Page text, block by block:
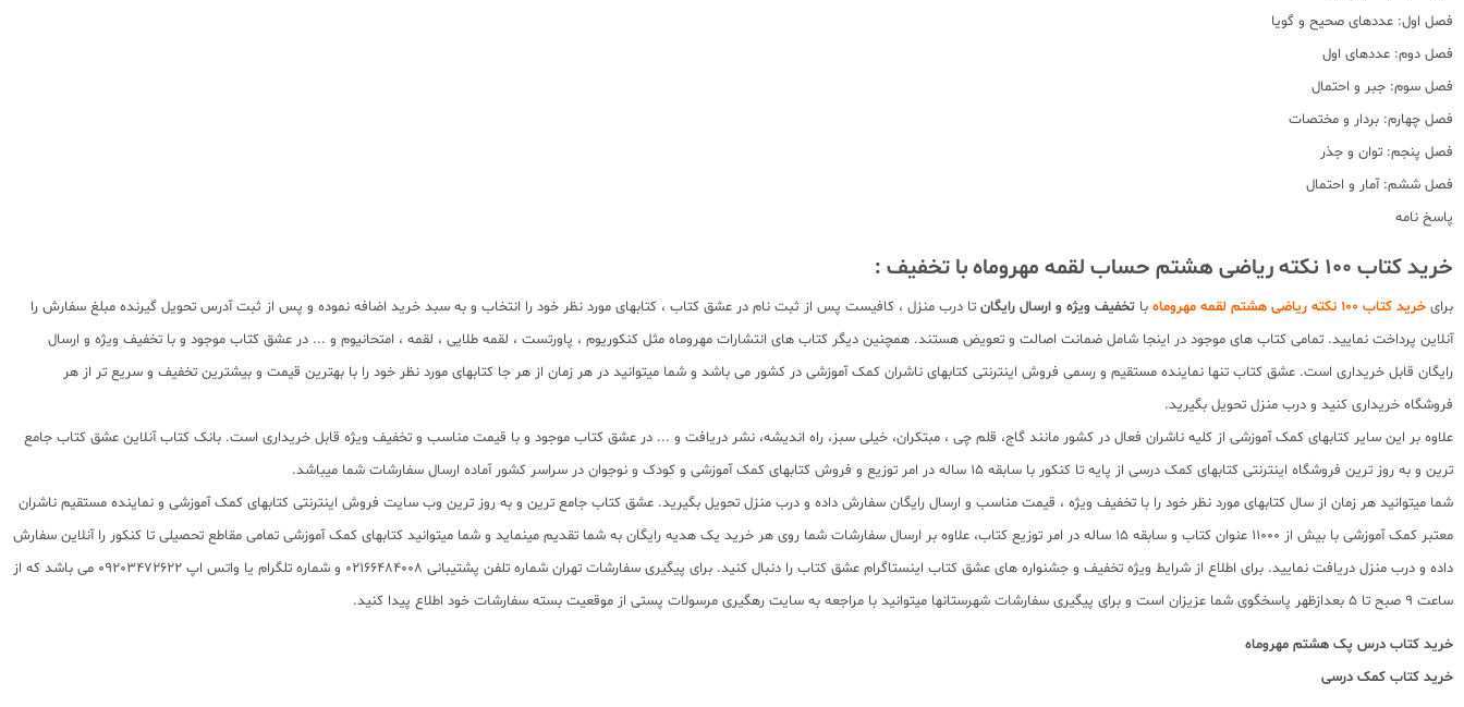
فصل اول: عددهای صحیح و گویا
فصل دوم: عددهای اول
فصل سوم: جبر و احتمال
فصل چهارم: بردار و مختصات
فصل پنجم: توان و جذر
فصل ششم: آمار و احتمال
پاسخ نامه
خرید کتاب 100 نکته ریاضی هشتم حساب لقمه مهروماه با تخفیف :
برای خرید کتاب 100 نکته ریاضی هشتم لقمه مهروماه با تخفیف ویژه و ارسال رایگان تا درب منزل ، کافیست پس از ثبت نام در عشق کتاب ، کتابهای مورد نظر خود را انتخاب و به سبد خرید اضافه نموده و پس از ثبت آدرس تحویل گیرنده مبلغ سفارش را
آنلاین پرداخت نمایید. تمامی کتاب های موجود در اینجا شامل ضمانت اصالت و تعویض هستند. همچنین دیگر کتاب های انتشارات مهروماه مثل کنکوریوم ، پاورتست ، لقمه طلایی ، لقمه ، امتحانیوم و ... در عشق کتاب موجود و با تخفیف ویژه و ارسال
رایگان قابل خریداری است. عشق کتاب تنها نماینده مستقیم و رسمی فروش اینترنتی کتابهای ناشران کمک آموزشی در کشور می باشد و شما میتوانید در هر زمان از هر جا کتابهای مورد نظر خود را با بهترین قیمت و بیشترین تخفیف و سریع تر از هر
فروشگاه خریداری کنید و درب منزل تحویل بگیرید.
علاوه بر این سایر کتابهای کمک آموزشی از کلیه ناشران فعال در کشور مانند گاج، قلم چی ، مبتکران، خیلی سبز، راه اندیشه، نشر دریافت و ... در عشق کتاب موجود و با قیمت مناسب و تخفیف ویژه قابل خریداری است. بانک کتاب آنلاین عشق کتاب جامع
ترین و به روز ترین فروشگاه اینترنتی کتابهای کمک درسی از پایه تا کنکور با سابقه 15 ساله در امر توزیع و فروش کتابهای کمک آموزشی و کودک و نوجوان در سراسر کشور آماده ارسال سفارشات شما میباشد.
شما میتوانید هر زمان از سال کتابهای مورد نظر خود را با تخفیف ویژه ، قیمت مناسب و ارسال رایگان سفارش داده و درب منزل تحویل بگیرید. عشق کتاب جامع ترین و به روز ترین وب سایت فروش اینترنتی کتابهای کمک آموزشی و نماینده مستقیم ناشران
معتبر کمک آموزشی با بیش از 11000 عنوان کتاب و سابقه 15 ساله در امر توزیع کتاب، علاوه بر ارسال سفارشات شما روی هر خرید یک هدیه رایگان به شما تقدیم مینماید و شما میتوانید کتابهای کمک آموزشی تمامی مقاطع تحصیلی تا کنکور را آنلاین سفارش
داده و درب منزل دریافت نمایید. برای اطلاع از شرایط ویژه تخفیف و جشنواره های عشق کتاب اینستاگرام عشق کتاب را دنبال کنید. برای پیگیری سفارشات تهران شماره تلفن پشتیبانی 02166484008 و شماره تلگرام یا واتس اپ 09203472622 می باشد که از
ساعت 9 صبح تا 5 بعدازظهر پاسخگوی شما عزیزان است و برای پیگیری سفارشات شهرستانها میتوانید با مراجعه به سایت رهگیری مرسولات پستی از موقعیت بسته سفارشات خود اطلاع پیدا کنید.
خرید کتاب درس پک هشتم مهروماه
خرید کتاب کمک درسی